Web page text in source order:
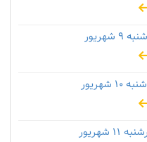
۱۰ شهریور